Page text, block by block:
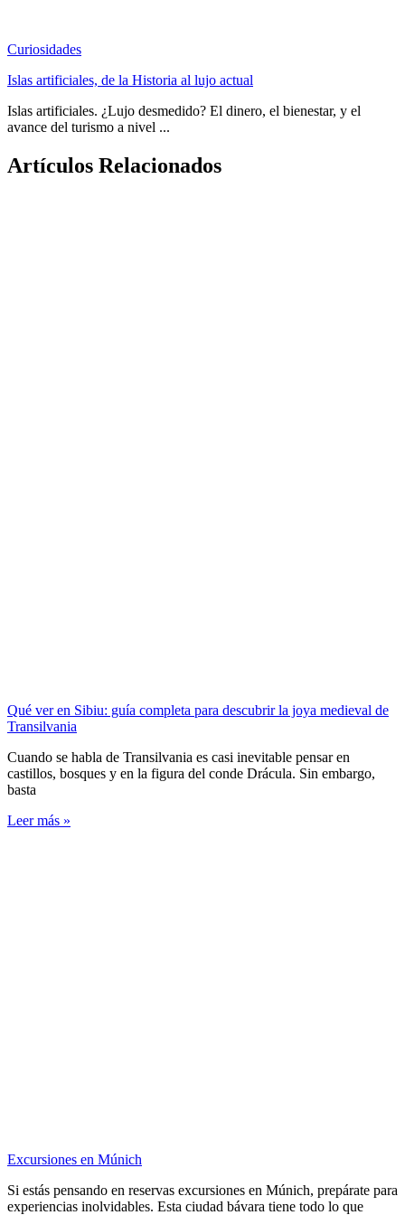
Curiosidades
Islas artificiales, de la Historia al lujo actual
Islas artificiales. ¿Lujo desmedido? El dinero, el bienestar, y el
avance del turismo a nivel ...
Artículos Relacionados
Qué ver en Sibiu: guía completa para descubrir la joya medieval de
Transilvania
Cuando se habla de Transilvania es casi inevitable pensar en
castillos, bosques y en la figura del conde Drácula. Sin embargo,
basta
Leer más »
Excursiones en Múnich
Si estás pensando en reservas excursiones en Múnich, prepárate para
experiencias inolvidables. Esta ciudad bávara tiene todo lo que